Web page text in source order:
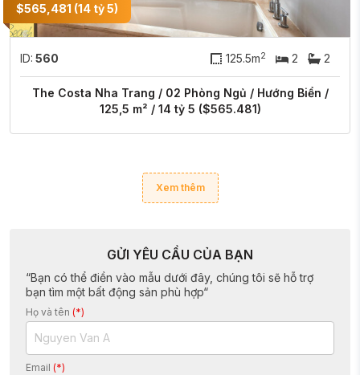
$565,481 (14 tỷ 5)
ID: 560 125.5m2 2 2
The Costa Nha Trang / 02 Phòng Ngủ / Hướng Biển /
125,5 m² / 14 tỷ 5 ($565.481)
Xem thêm
GỬI YÊU CẦU CỦA BẠN
“Bạn có thể điền vào mẫu dưới đây, chúng tôi sẽ hỗ trợ
bạn tìm một bất động sản phù hợp“
Họ và tên (*)
Email (*)